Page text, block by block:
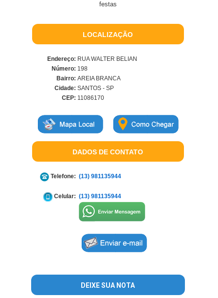
festas
LOCALIZAÇÃO
Endereço: RUA WALTER BELIAN
Número: 198
Bairro: AREIA BRANCA
Cidade: SANTOS - SP
CEP: 11086170
DADOS DE CONTATO
Telefone: (13) 981135944
Celular: (13) 981135944
DEIXE SUA NOTA